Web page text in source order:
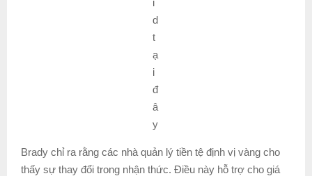
i
d
t
ạ
i
đ
â
y
Brady chỉ ra rằng các nhà quản lý tiền tệ định vị vàng cho
thấy sự thay đổi trong nhận thức. Điều này hỗ trợ cho giá